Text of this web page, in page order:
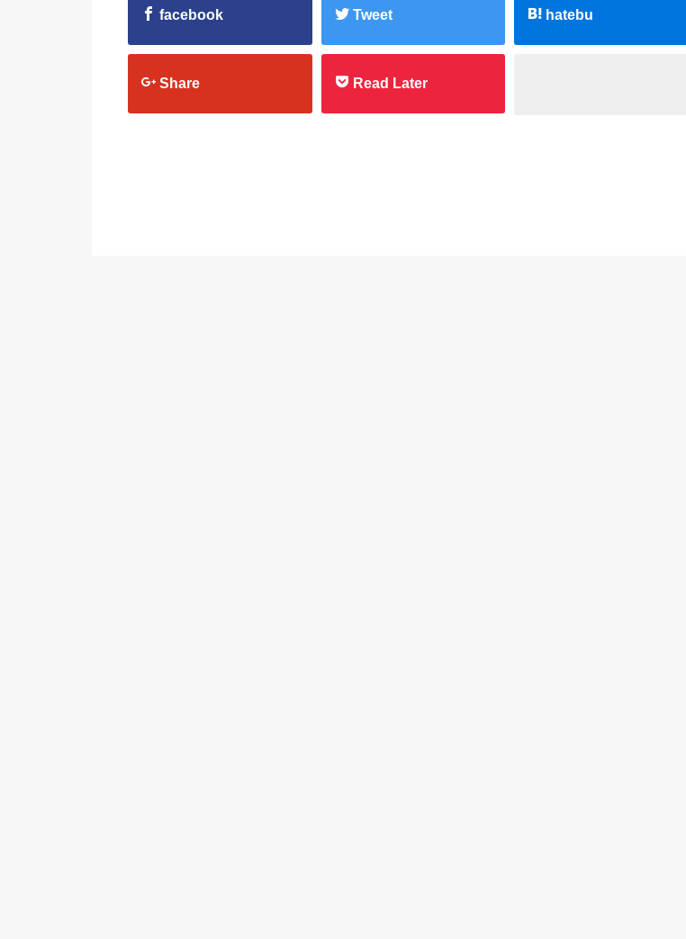
facebook Tweet hatebu
Share Read Later